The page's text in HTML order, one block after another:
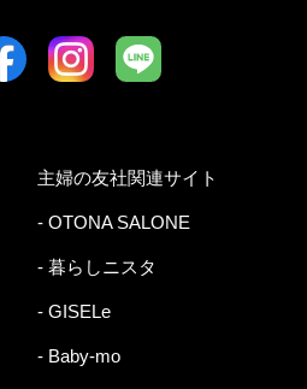
主婦の友社関連サイト
- OTONA SALONE
- 暮らしニスタ
- GISELe
- Baby-mo